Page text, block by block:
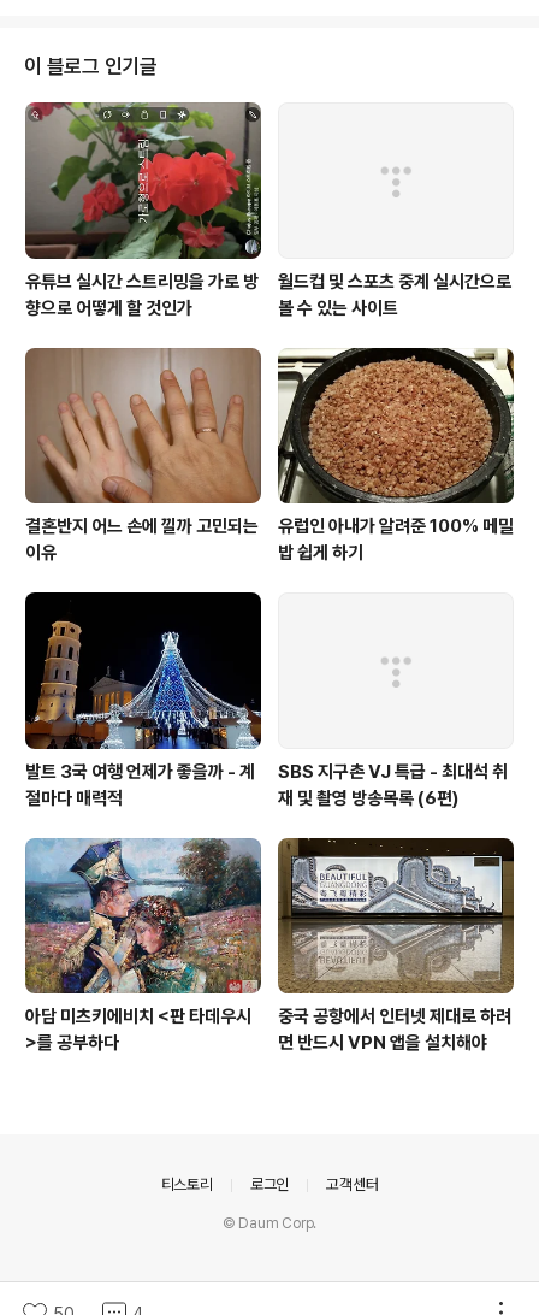
고 있는 어린 피겨선수 김레베카이다. 김연아 선수가 아사
다 마오의 트리플 악셀을 누르고 1등하고, 곽민정 선수가
선전으로 프리 스케이팅 출천권을 따낸 이 날 새벽은 김레
베카 선수(12세)에게 올림픽에 대한 부푼 꿈을 꾸게 해주
었다. 레베카가 어떻게 이번 겨울올림픽을 보고 있는 궁금
해서 24일 낮 김레베카 어..
이 블로그 인기글
유튜브 실시간 스트리밍을 가로 방
향으로 어떻게 할 것인가
월드컵 및 스포츠 중계 실시간으로
볼 수 있는 사이트
결혼반지 어느 손에 낄까 고민되는
이유
유럽인 아내가 알려준 100% 메밀
밥 쉽게 하기
발트 3국 여행 언제가 좋을까 - 계
절마다 매력적
SBS 지구촌 VJ 특급 - 최대석 취
재 및 촬영 방송목록 (6편)
아담 미츠키에비치 <판 타데우시
>를 공부하다
중국 공항에서 인터넷 제대로 하려
면 반드시 VPN 앱을 설치해야
티스토리 로그인 고객센터
© Daum Corp.